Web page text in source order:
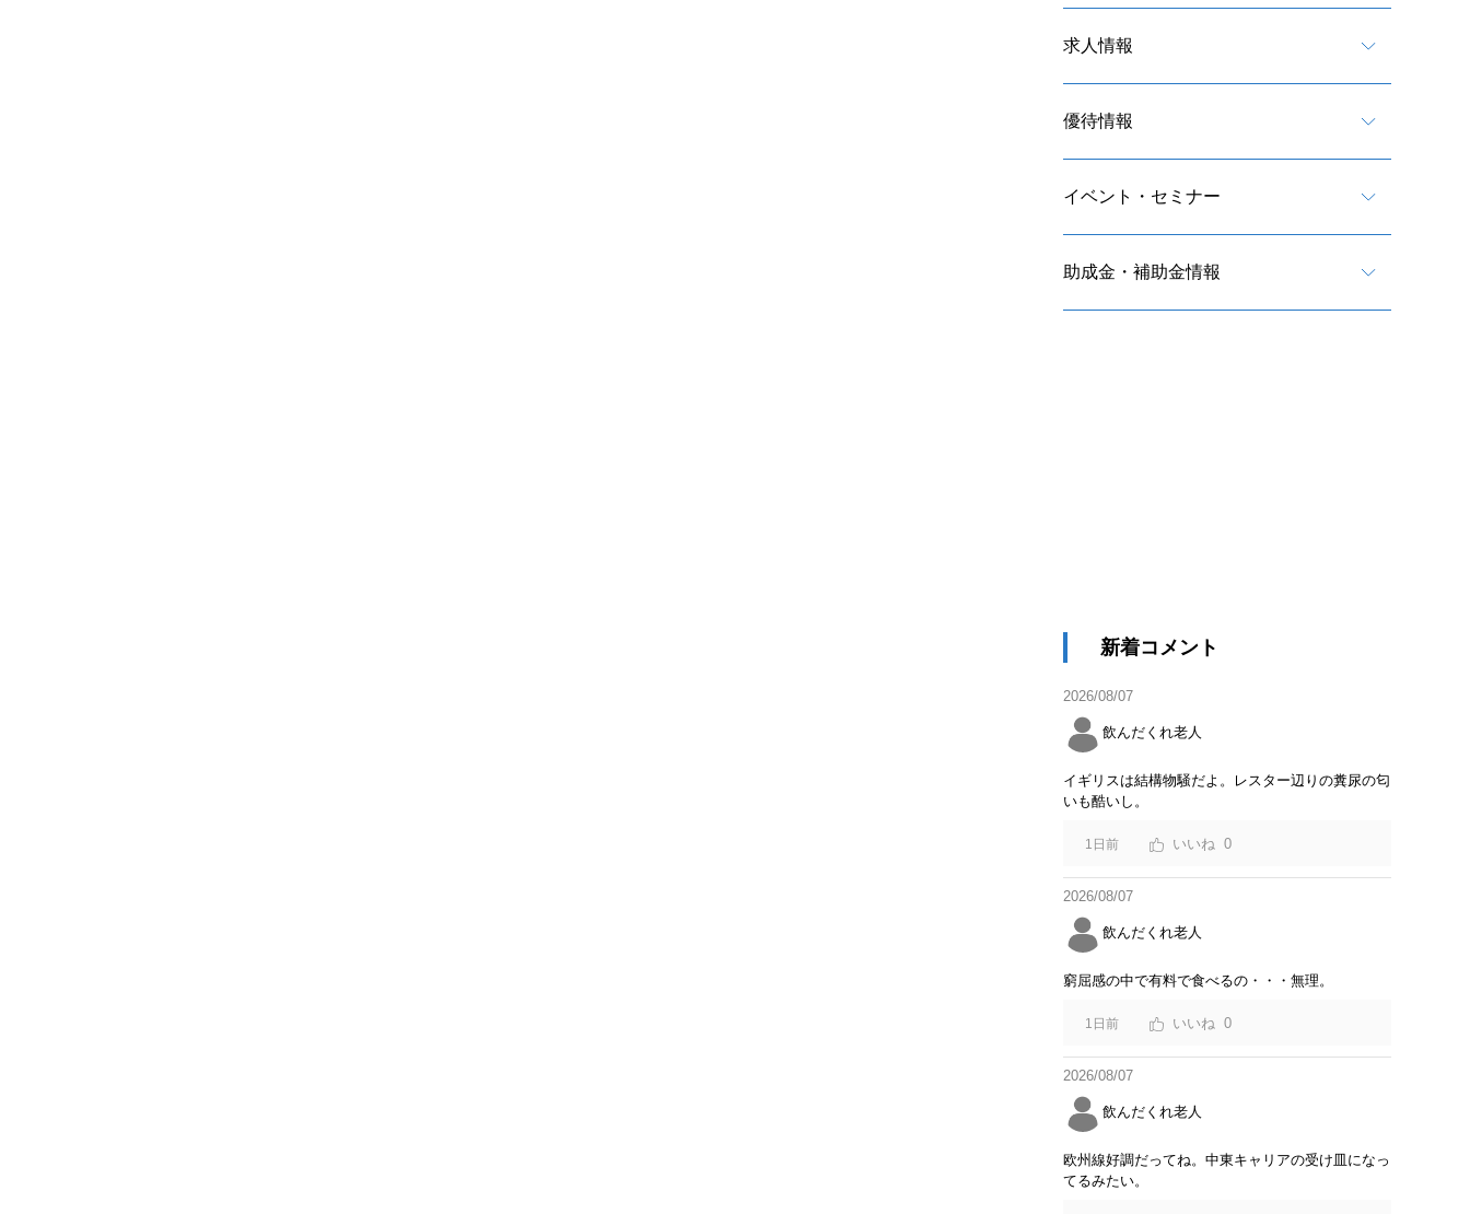
求人情報
優待情報
イベント・セミナー
助成金・補助金情報
新着コメント
2026/08/07
飲んだくれ老人
イギリスは結構物騒だよ。レスター辺りの糞尿の匂
いも酷いし。
1日前 0
2026/08/07
飲んだくれ老人
窮屈感の中で有料で食べるの・・・無理。
1日前 0
2026/08/07
飲んだくれ老人
欧州線好調だってね。中東キャリアの受け皿になっ
てるみたい。